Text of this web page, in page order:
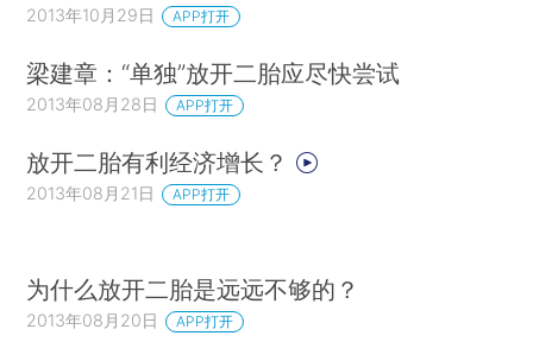
2013年10月29日 APP打开
梁建章：“单独”放开二胎应尽快尝试
2013年08月28日 APP打开
放开二胎有利经济增长？
2013年08月21日 APP打开
为什么放开二胎是远远不够的？
2013年08月20日 APP打开